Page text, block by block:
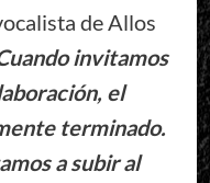
de Allos
invitamos
el
terminado.
a subir al